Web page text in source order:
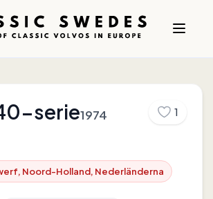
serie1974 1
Noord-Holland, Nederländerna